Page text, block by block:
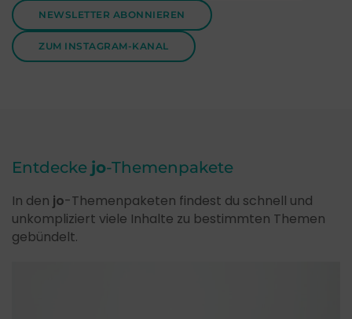
NEWSLETTER ABONNIEREN
ZUM INSTAGRAM-KANAL
Entdecke jo-Themenpakete
In den jo-Themenpaketen findest du schnell und
unkompliziert viele Inhalte zu bestimmten Themen
gebündelt.